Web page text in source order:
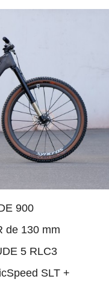
900
de 130 mm
5 RLC3
SLT +